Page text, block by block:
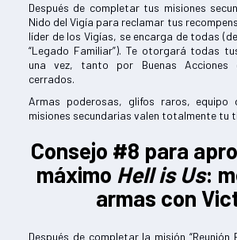
Después de completar tus misiones
Nido del Vigía para reclamar tus
líder de los Vigías, se encarga de todas
“Legado Familiar”). Te otorgará todas
una vez, tanto por Buenas Acciones
cerrados.
Armas poderosas, glifos raros, equipo
misiones secundarias valen totalmente tu
Consejo #8 para
máximo Hell is Us:
armas con
Después de completar la misión “Reunión